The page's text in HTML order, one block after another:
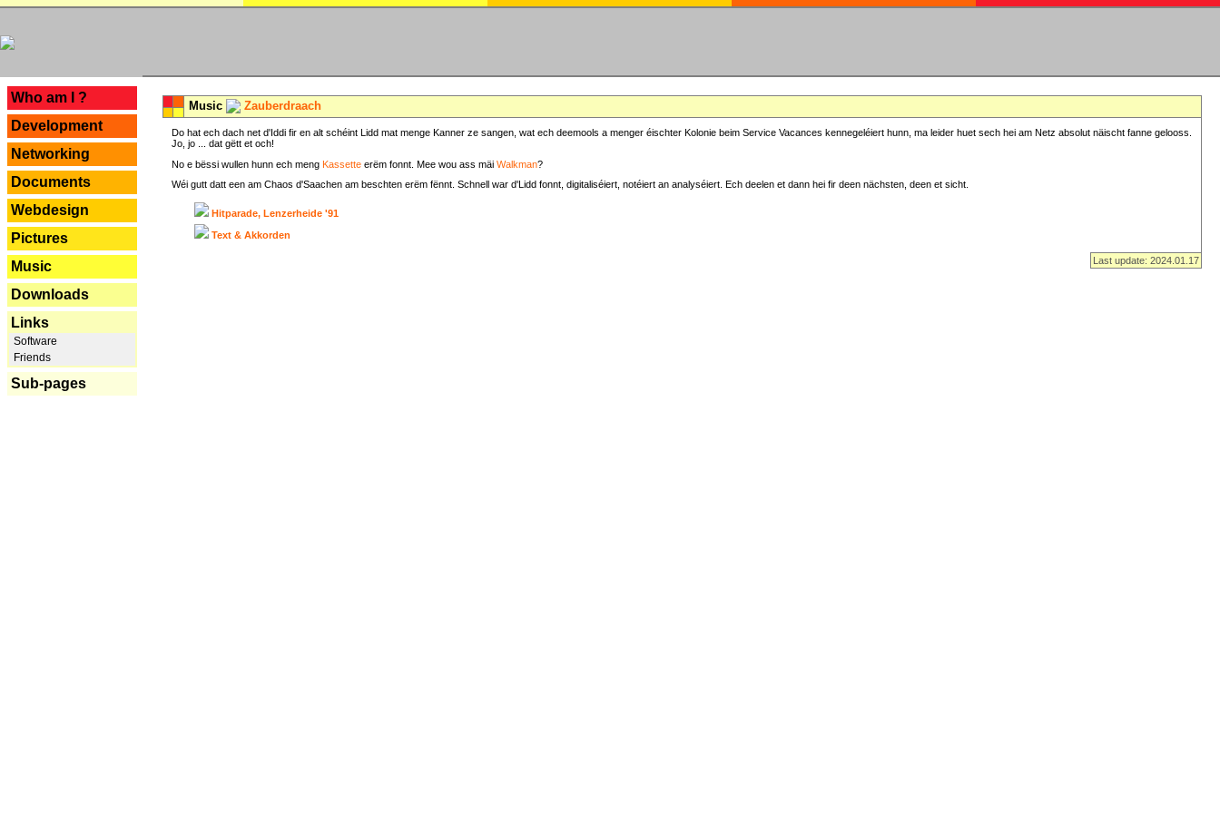
Who am I ?
Development
Networking
Documents
Webdesign
Pictures
Music
Downloads
Links
Software
Friends
Sub-pages
Music Zauberdraach
Do hat ech dach net d'Iddi fir en alt schéint Lidd mat menge Kanner ze sangen, wat ech deemools a menger éischter Kolonie beim Service Vacances kennegeléiert hunn, ma leider huet sech hei am Netz absolut näischt fanne gelooss.
Jo, jo ... dat gëtt et och!
No e bëssi wullen hunn ech meng Kassette erëm fonnt. Mee wou ass mäi Walkman?
Wéi gutt datt een am Chaos d'Saachen am beschten erëm fënnt. Schnell war d'Lidd fonnt, digitaliséiert, notéiert an analyséiert. Ech deelen et dann hei fir deen nächsten, deen et sicht.
Hitparade, Lenzerheide '91
Text & Akkorden
Last update: 2024.01.17